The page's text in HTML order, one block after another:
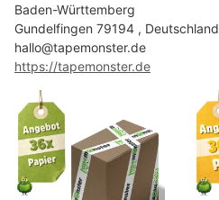
Baden-Württemberg
Gundelfingen 79194 , Deutschland
hallo@tapemonster.de
https://tapemonster.de